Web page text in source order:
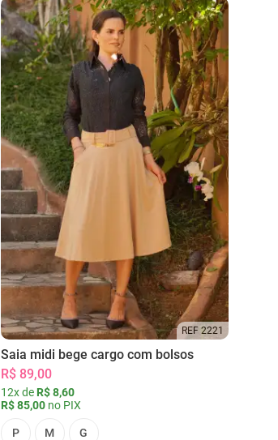
REF 2221
Saia midi bege cargo com bolsos
R$ 89,00
12x de R$ 8,60
R$ 85,00no PIX
P M G